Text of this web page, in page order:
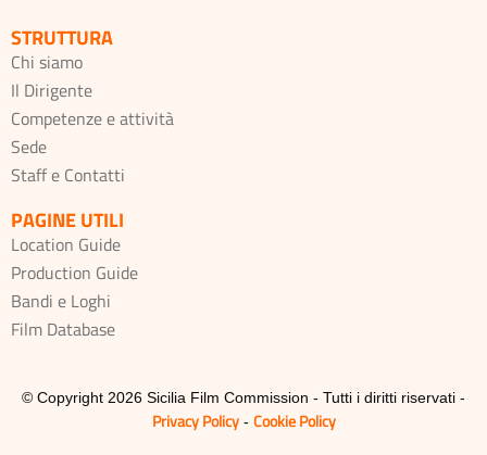
STRUTTURA
Chi siamo
Il Dirigente
Competenze e attività
Sede
Staff e Contatti
PAGINE UTILI
Location Guide
Production Guide
Bandi e Loghi
Film Database
© Copyright 2026 Sicilia Film Commission - Tutti i diritti riservati -
Privacy Policy- Cookie Policy